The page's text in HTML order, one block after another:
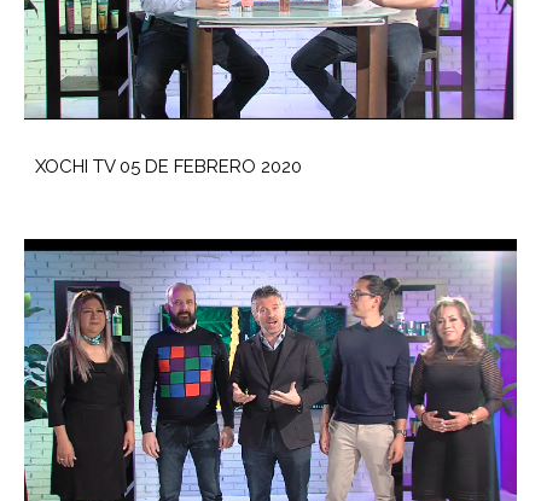
XOCHI TV 05 DE FEBRERO 2020